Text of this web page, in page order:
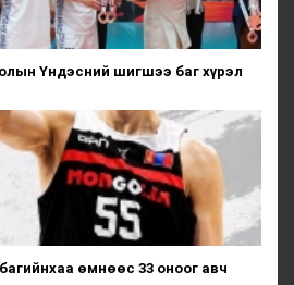
Үндэсний шигшээ баг хүрэл
өмнөөс 33 оноог авч